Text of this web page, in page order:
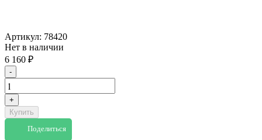
Артикул: 78420
Нет в наличии
6 160 ₽
-
+
Купить
Поделиться